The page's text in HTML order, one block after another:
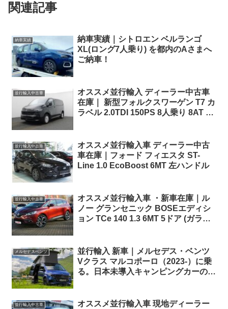
関連記事
納車実績
納車実績｜シトロエン ベルランゴ
XL(ロング7人乗り) を都内のAさまへ
ご納車！
並行輸入中古車
オススメ並行輸入 ディーラー中古車
在庫｜ 新型フォルクスワーゲン T7 カ
ラベル 2.0TDI 150PS 8人乗り 8AT 左
並行輸入中古車
オススメ並行輸入車 ディーラー中古
車在庫｜フォード フィエスタ ST-
Line 1.0 EcoBoost 6MT 左ハンドル
並行輸入中古車
オススメ並行輸入車 ・新車在庫｜ル
ノー グランセニック BOSEエディシ
ョン TCe 140 1.3 6MT 5ドア (ガラス
メルセデスベンツ
並行輸入 新車｜メルセデス・ベンツ
Vクラス マルコポーロ（2023-）に乗
る。日本未導入キャンピングカーの概
並行輸入中古車
オススメ並行輸入車 現地ディーラー